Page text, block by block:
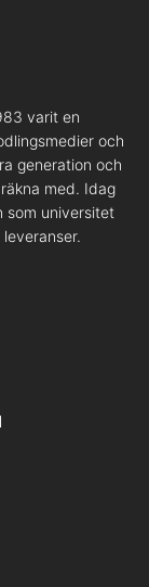
varit en
och
generation och
med. Idag
som universitet